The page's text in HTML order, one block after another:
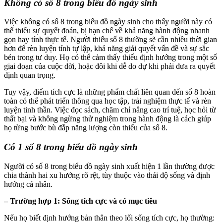
Không có số 8 trong biểu đồ ngày sinh
Việc không có số 8 trong biểu đồ ngày sinh cho thấy người này có
thể thiếu sự quyết đoán, bị hạn chế về khả năng hành động nhanh
gọn hay tính thực tế. Người thiếu số 8 thường sẽ cần nhiều thời gian
hơn để rèn luyện tính tự lập, khả năng giải quyết vấn đề và sự sắc
bén trong tư duy. Họ có thể cảm thấy thiếu định hướng trong một số
giai đoạn của cuộc đời, hoặc đôi khi dễ do dự khi phải đưa ra quyết
định quan trọng.
Tuy vậy, điểm tích cực là những phẩm chất liên quan đến số 8 hoàn
toàn có thể phát triển thông qua học tập, trải nghiệm thực tế và rèn
luyện tinh thần. Việc đọc sách, chăm chỉ nâng cao trí tuệ, học hỏi từ
thất bại và không ngừng thử nghiệm trong hành động là cách giúp
họ từng bước bù đắp năng lượng còn thiếu của số 8.
Có 1 số 8 trong biểu đồ ngày sinh
Người có số 8 trong biểu đồ ngày sinh xuất hiện 1 lần thường được
chia thành hai xu hướng rõ rệt, tùy thuộc vào thái độ sống và định
hướng cá nhân.
– Trường hợp 1: Sống tích cực và có mục tiêu
Nếu họ biết định hướng bản thân theo lối sống tích cực, họ thường: